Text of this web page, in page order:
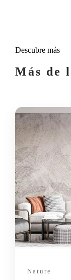
Descubre más
Más de
Nature